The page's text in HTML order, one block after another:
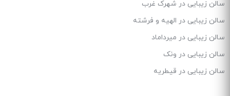
سالن زیبایی در شهرک غرب
سالن زیبایی در الهیه و فرشته
سالن زیبایی در میرداماد
سالن زیبایی در ونک
سالن زیبایی در قیطریه